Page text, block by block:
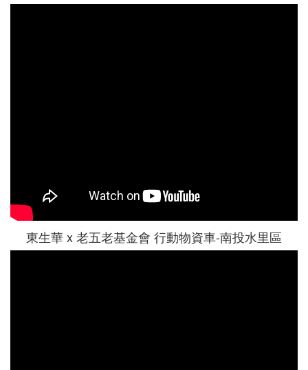
東生華 x 老五老基金會 行動物資車-南投水里區